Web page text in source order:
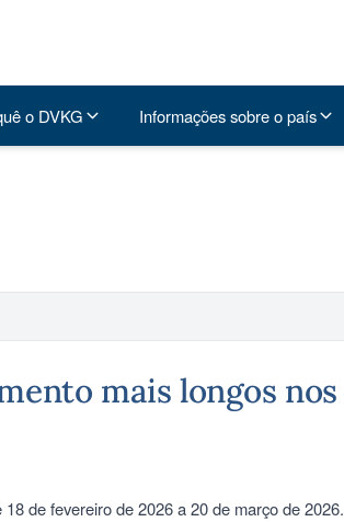
o DVKG Informações sobre o país
mais longos
de fevereiro de 2026 a 20 de março de 2026.